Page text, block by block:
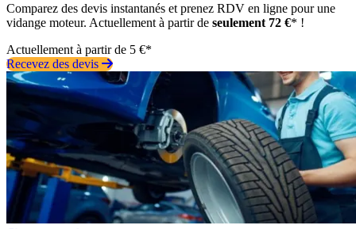
Comparez des devis instantanés et prenez RDV en ligne pour une
vidange moteur. Actuellement à partir de seulement 72 €* !
Actuellement à partir de 5 €*
Recevez des devis